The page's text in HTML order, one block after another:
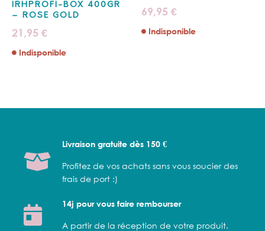
IRHPROFI-BOX 400GR
– ROSE GOLD
21,95 €
Indisponible
69,95 €
Indisponible
Livraison gratuite dès 150 €
Profitez de vos achats sans vous soucier des
frais de port :)
14j pour vous faire rembourser
A partir de la réception de votre produit.